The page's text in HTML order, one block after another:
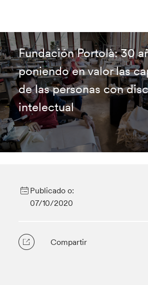
Fundación Portolà: 30
poniendo en valor las
de las personas con
intelectual
Publicado o:
07/10/2020
Compartir